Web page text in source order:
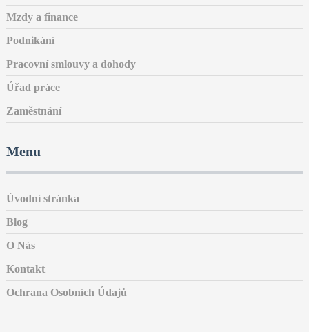
Mzdy a finance
Podnikání
Pracovní smlouvy a dohody
Úřad práce
Zaměstnání
Menu
Úvodní stránka
Blog
O Nás
Kontakt
Ochrana Osobních Údajů